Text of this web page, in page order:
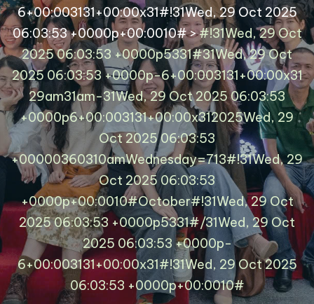
6+00:003131+00:00x31#!31Wed, 29 Oct 2025
06:03:53 +0000p+00:0010#>#!31Wed, 29 Oct
2025 06:03:53 +0000p5331#31Wed, 29 Oct
2025 06:03:53 +0000p-6+00:003131+00:00x31
29am31am-31Wed, 29 Oct 2025 06:03:53
+0000p6+00:003131+00:00x312025Wed, 29
Oct 2025 06:03:53
+00000360310amWednesday=713#!31Wed, 29
Oct 2025 06:03:53
+0000p+00:0010#October#!31Wed, 29 Oct
2025 06:03:53 +0000p5331#/31Wed, 29 Oct
2025 06:03:53 +0000p-
6+00:003131+00:00x31#!31Wed, 29 Oct 2025
06:03:53 +0000p+00:0010#